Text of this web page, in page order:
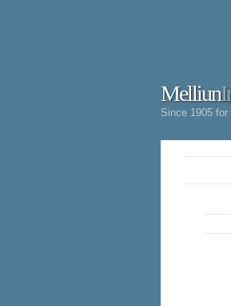
Melliun
Since 1905 for